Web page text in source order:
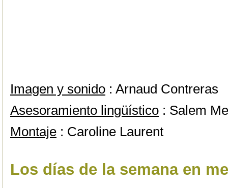
Imagen y sonido : Arnaud Contreras
Asesoramiento lingüístico : Salem
Montaje : Caroline Laurent
Los días de la semana en